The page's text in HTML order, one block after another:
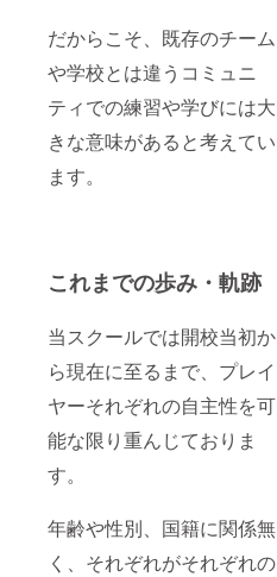
だからこそ、既存のチーム
や学校とは違うコミュニ
ティでの練習や学びには大
きな意味があると考えてい
ます。
これまでの歩み・軌跡
当スクールでは開校当初か
ら現在に至るまで、プレイ
ヤーそれぞれの自主性を可
能な限り重んじておりま
す。
年齢や性別、国籍に関係無
く、それぞれがそれぞれの